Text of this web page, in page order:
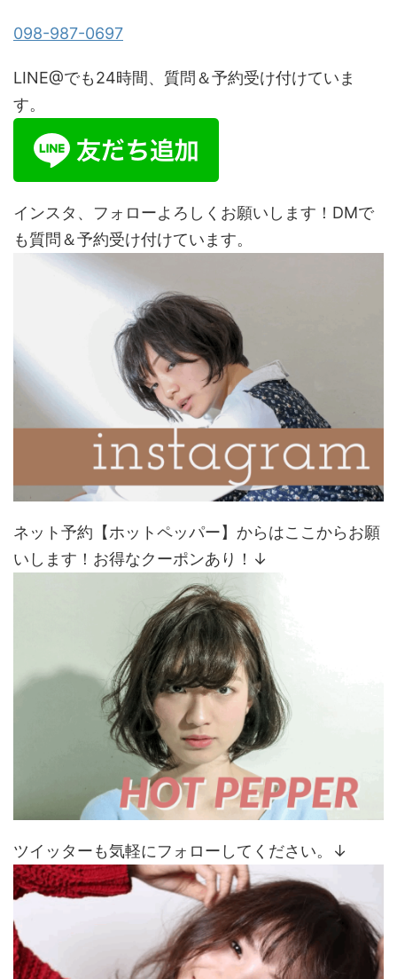
098-987-0697
LINE@でも24時間、質問＆予約受け付けていま
す。
インスタ、フォローよろしくお願いします！DMで
も質問＆予約受け付けています。
ネット予約【ホットペッパー】からはここからお願
いします！お得なクーポンあり！↓
ツイッターも気軽にフォローしてください。↓